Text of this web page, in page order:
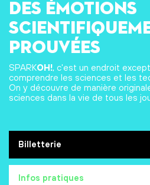
Billetterie
Infos pratiques
des émotions
prouvées
SPARKOH!, c'est un endroit
comprendre les sciences et les
On y découvre de manière
sciences dans la vie de tous les